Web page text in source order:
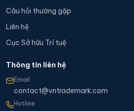
Câu hỏi thường gặp
Liên hệ
Cục Sở hữu Trí tuệ
Thông tin liên hệ
Email
contact@vntrademark.com
Hotline